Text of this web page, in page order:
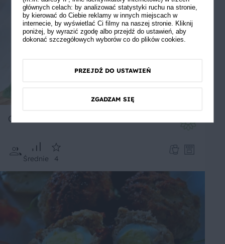
Chleb Shreka
Średnie 4
głównych celach: by analizować statystyki ruchu na stronie,
by kierować do Ciebie reklamy w innych miejscach w
internecie, by wyświetlać Ci filmy na naszej stronie. Kliknij
poniżej, by wyrazić zgodę albo przejdź do ustawień, aby
dokonać szczegółowych wyborów co do plików cookies.
PRZEJDŹ DO USTAWIEŃ
ZGADZAM SIĘ